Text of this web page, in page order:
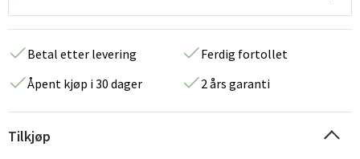
Betal etter levering
Ferdig fortollet
Åpent kjøp i 30 dager
2 års garanti
Tilkjøp